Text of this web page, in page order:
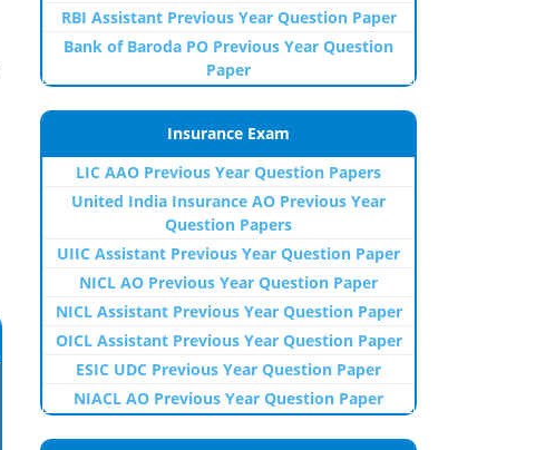
RBI Assistant Previous Year Question Paper
Bank of Baroda PO Previous Year Question
Paper
Insurance Exam
LIC AAO Previous Year Question Papers
United India Insurance AO Previous Year
Question Papers
UIIC Assistant Previous Year Question Paper
NICL AO Previous Year Question Paper
NICL Assistant Previous Year Question Paper
OICL Assistant Previous Year Question Paper
ESIC UDC Previous Year Question Paper
NIACL AO Previous Year Question Paper